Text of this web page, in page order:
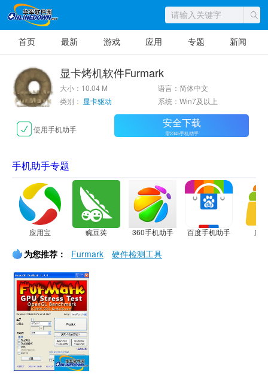
首页 最新 游戏 应用 专题 新闻
显卡烤机软件Furmark
大小：10.04 M
语言：简体中文
类别： 显卡驱动 系统：Win7及以上
使用手机助手 安全下载
需2345手机助手
手机助手专题
应用宝 豌豆荚 360手机助手 百度手机助手 应
为您推荐： Furmark 硬件检测工具